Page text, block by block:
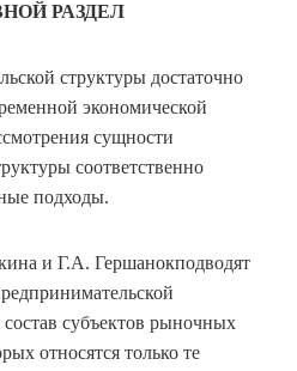
РАЗДЕЛ
структуры достаточно
экономической
сущности
соответственно
подходы.
и Г.А. Гершанокподводят
субъектов рыночных
относятся только те